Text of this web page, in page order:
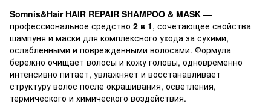
Somnis&Hair HAIR REPAIR SHAMPOO & MASK —
профессиональное средство 2 в 1, сочетающее свойства
шампуня и маски для комплексного ухода за сухими,
ослабленными и поврежденными волосами. Формула
бережно очищает волосы и кожу головы, одновременно
интенсивно питает, увлажняет и восстанавливает
структуру волос после окрашивания, осветления,
термического и химического воздействия.